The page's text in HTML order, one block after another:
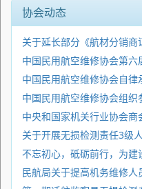
协会动态
中国民用航空维修协会自律